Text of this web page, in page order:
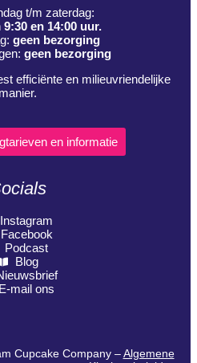
t/m zaterdag:
9:30 en 14:00 uur.
geen bezorging
geen bezorging
efficiënte en milieuvriendelijke
manier.
en informatie
Instagram
Facebook
Podcast
Blog
E-mail ons
Cupcake Company –Algemene